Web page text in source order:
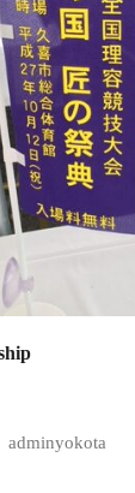
adminyokota